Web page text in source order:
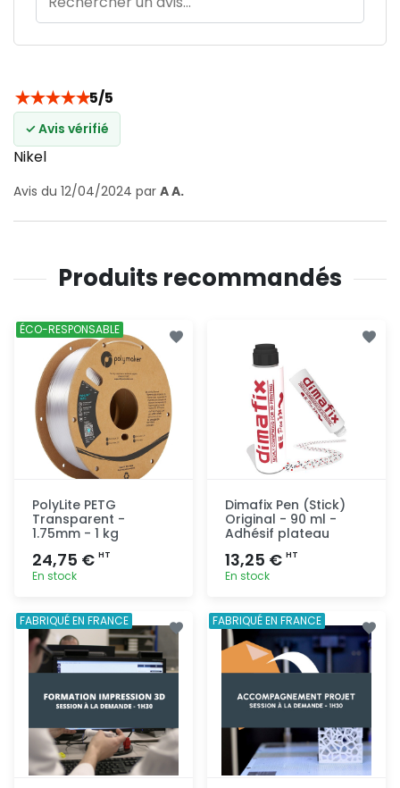
★★★★★5/5
✓ Avis vérifié
Nikel
Avis du 12/04/2024 par A A.
Produits recommandés
PolyLite PETG
Transparent -
1.75mm - 1 kg
24,75 € HT
En stock
Ajout
rapide
ÉCO-RESPONSABLE
Dimafix Pen (Stick)
Original - 90 ml -
Adhésif plateau
13,25 € HT
En stock
Ajout
rapide
FABRIQUÉ EN FRANCE FABRIQUÉ EN FRANCE